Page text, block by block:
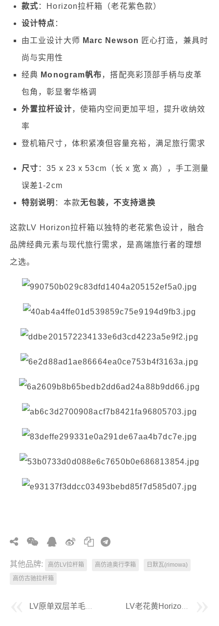
款式 ：Horizon拉杆箱（老花紫色款）
设计特点 ：
由工业设计大师 Marc Newson 匠心打造，兼具时
尚与实用性
经典 Monogram帆布，搭配亮彩顶部手柄与皮革
包角，彰显奢华格调
外置拉杆设计，使箱内空间更加平坦，提升收纳效
率
登机箱尺寸，体积紧凑但容量充裕，满足旅行需求
尺寸 ：35 x 23 x 53cm（长 x 宽 x 高），手工测量
误差1-2cm
特别说明 ：本款无包装，不支持退换
这款LV Horizon拉杆箱以独特的老花紫色设计，融合
品牌经典元素与现代旅行需求，是高端旅行者的理想
之选。
其他品牌: 高仿LV拉杆箱 高仿迪奥行李箱
日默瓦(rimowa)
高仿古驰拉杆箱
LV老花黄Horizon拉杆箱